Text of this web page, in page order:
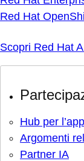
Red Hat
Scopri Red Hat
Hub per
Argomenti
Partner IA